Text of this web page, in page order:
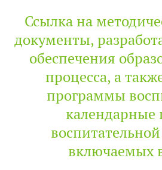
Ссылка на
документы,
обеспечения
процесса, а
программы
календарные
включаемых